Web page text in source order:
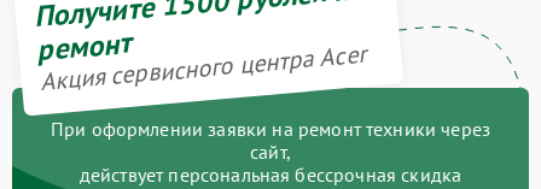
ремонт
Акция сервисного центра Acer
При оформлении заявки на ремонт техники через
сайт,
действует персональная бессрочная скидка